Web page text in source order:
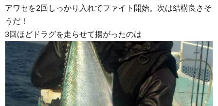
アワセを2回しっかり入れてファイト開始。次は結構良さそ
うだ！
3回ほどドラグを走らせて揚がったのは